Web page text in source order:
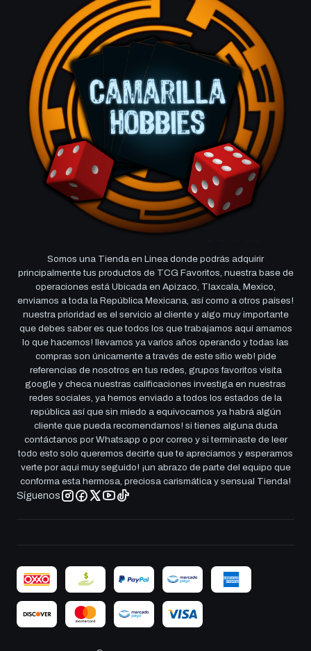
Somos una Tienda en Linea donde podrás adquirir
principalmente tus productos de TCG Favoritos, nuestra base de
operaciones está Ubicada en Apizaco, Tlaxcala, Mexico,
enviamos a toda la República Mexicana, así como a otros países!
nuestra prioridad es el servicio al cliente y algo muy importante
que debes saber es que todos los que trabajamos aquí amamos
lo que hacemos! llevamos ya varios años operando y todas las
compras son únicamente a través de este sitio web! pide
referencias de nosotros en tus redes, grupos favoritos visita
google y checa nuestras calificaciones investiga en nuestras
redes sociales, ya hemos enviado a todos los estados de la
república así que sin miedo a equivocarnos ya habrá algún
cliente que pueda recomendarnos! si tienes alguna duda
contáctanos por Whatsapp o por correo y si terminaste de leer
todo esto solo queremos decirte que te apreciamos y esperamos
verte por aqui muy seguido! ¡un abrazo de parte del equipo que
conforma esta hermosa, preciosa carismática y sensual Tienda!
Síguenos